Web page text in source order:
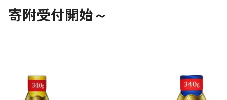
寄附受付開始～